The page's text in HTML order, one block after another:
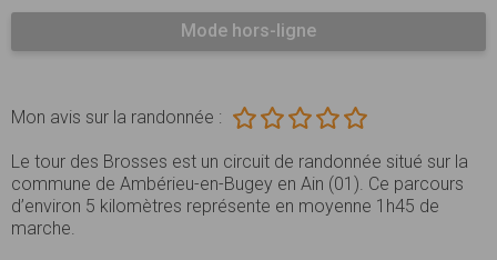
Mode hors-ligne
Mon avis sur la randonnée :
Le tour des Brosses est un circuit de randonnée situé sur la
commune de Ambérieu-en-Bugey en Ain (01). Ce parcours
d’environ 5 kilomètres représente en moyenne 1h45 de
marche.